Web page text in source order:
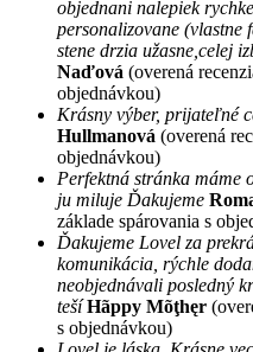
objednani nalepiek
personalizovane (vlastne
stene drzia užasne,celej
Naďová (overená
objednávkou)
Krásny výber, prijateľné
Hullmanová (overená
objednávkou)
Perfektná stránka máme
ju miluje Ďakujeme
základe spárovania s
Ďakujeme Lovel za
komunikácia, rýchle
neobjednávali posledný
tešíHãppy Mõţhęr
s objednávkou)